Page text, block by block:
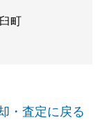
町
・査定に戻る